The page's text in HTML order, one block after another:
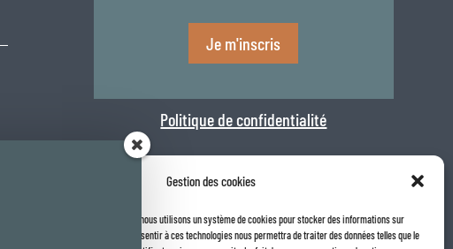
Gestion des cookies
Afin de fournir la meilleure expérience, nous utilisons un système de cookies pour stocker des informations sur
votre navigateur internet. Le fait de consentir à ces technologies nous permettra de traiter des données telles que le
Je m'inscris
Politique de confidentialité